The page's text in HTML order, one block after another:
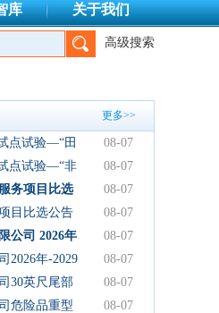
库 关于我们
程项目管理有限公司、四川
高级搜索
更多>>
点试验—“田
合新场景项
08-07
点试验—“非
园建设项目
08-07
务项目比选
08-07
目比选公告
08-07
公司 2026年
公告（第二
08-07
2026年-2029
拣服务中标
08-07
30英尺尾部
候选人公示
08-07
危险品重型
08-07